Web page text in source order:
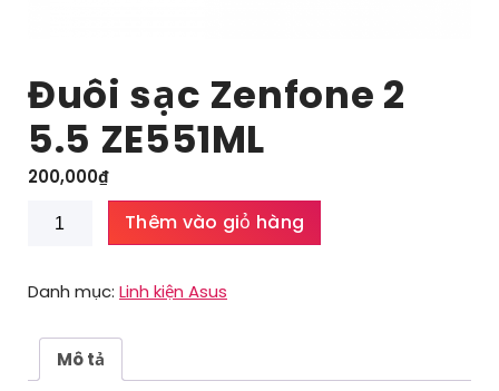
Đuôi sạc Zenfone 2
5.5 ZE551ML
200,000₫
Đuôi
2
ZE551ML
lượng
Thêm vào giỏ hàng
Danh mục: Linh kiện Asus
Mô tả